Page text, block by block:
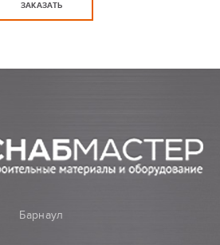
ЗАКАЗАТЬ
Барнаул